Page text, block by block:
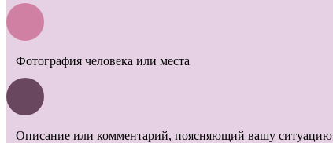
Фотография человека или места
Описание или комментарий, поясняющий вашу ситуацию